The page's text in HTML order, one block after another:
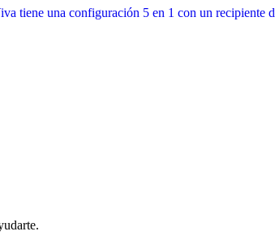
tiene una configuración 5 en 1 con un